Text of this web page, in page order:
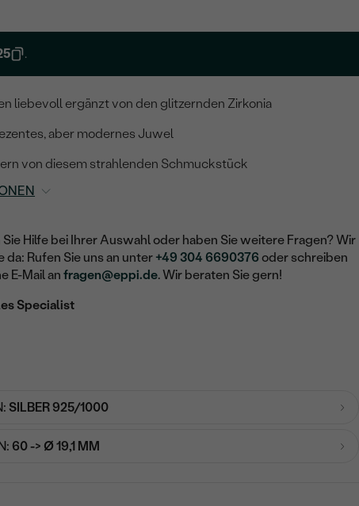
.
liebevoll ergänzt von den glitzernden Zirkonia
aber modernes Juwel
von diesem strahlenden Schmuckstück
Hilfe bei Ihrer Auswahl oder haben Sie weitere Fragen? Wir
da: Rufen Sie uns an unter +49 304 6690376 oder schreiben
E-Mail anfragen@eppi.de. Wir beraten Sie gern!
Specialist
SILBER 925/1000
60 -> Ø 19,1 MM